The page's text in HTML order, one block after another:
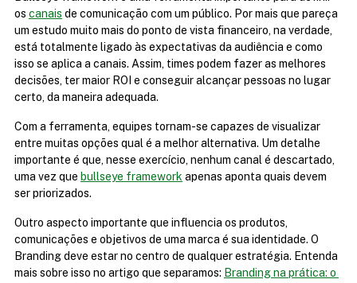
os canais de comunicação com um público. Por mais que pareça
um estudo muito mais do ponto de vista financeiro, na verdade,
está totalmente ligado às expectativas da audiência e como
isso se aplica a canais. Assim, times podem fazer as melhores
decisões, ter maior ROI e conseguir alcançar pessoas no lugar
certo, da maneira adequada.
Com a ferramenta, equipes tornam-se capazes de visualizar
entre muitas opções qual é a melhor alternativa. Um detalhe
importante é que, nesse exercício, nenhum canal é descartado,
uma vez que bullseye framework apenas aponta quais devem
ser priorizados.
Outro aspecto importante que influencia os produtos,
comunicações e objetivos de uma marca é sua identidade. O
Branding deve estar no centro de qualquer estratégia. Entenda
mais sobre isso no artigo que separamos: Branding na prática: o